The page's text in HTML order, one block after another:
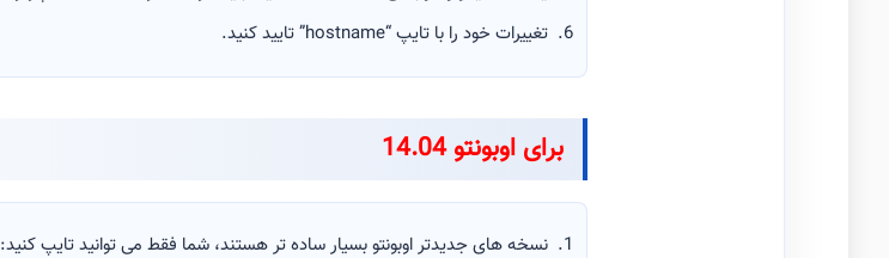
تغییرات خود را با تایپ “hostname” تایید کنید.
برای اوبونتو 14.04
نسخه های جدیدتر اوبونتو بسیار ساده تر هستند، شما فقط می توانید تایپ کنید: hostnamectl set-hostname pluto